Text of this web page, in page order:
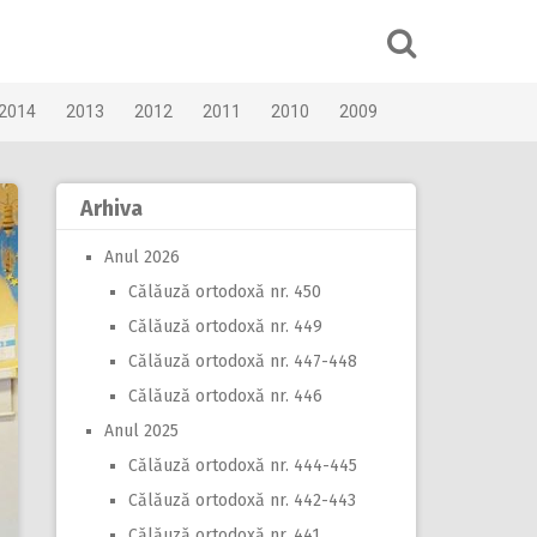
2013 2012 2011 2010 2009
Arhiva
Anul 2026
Călăuză ortodoxă nr. 450
Călăuză ortodoxă nr. 449
Călăuză ortodoxă nr. 447-448
Călăuză ortodoxă nr. 446
Anul 2025
Călăuză ortodoxă nr. 444-445
Călăuză ortodoxă nr. 442-443